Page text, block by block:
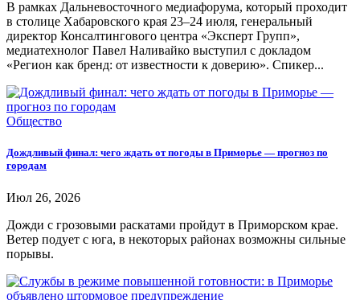
В рамках Дальневосточного медиафорума, который проходит
в столице Хабаровского края 23–24 июля, генеральный
директор Консалтингового центра «Эксперт Групп»,
медиатехнолог Павел Наливайко выступил с докладом
«Регион как бренд: от известности к доверию». Спикер...
Общество
Дождливый финал: чего ждать от погоды в Приморье — прогноз по
городам
Июл 26, 2026
Дожди с грозовыми раскатами пройдут в Приморском крае.
Ветер подует с юга, в некоторых районах возможны сильные
порывы.